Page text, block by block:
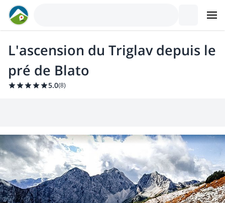
L'ascension du Triglav depuis le
pré de Blato
5.0(8)